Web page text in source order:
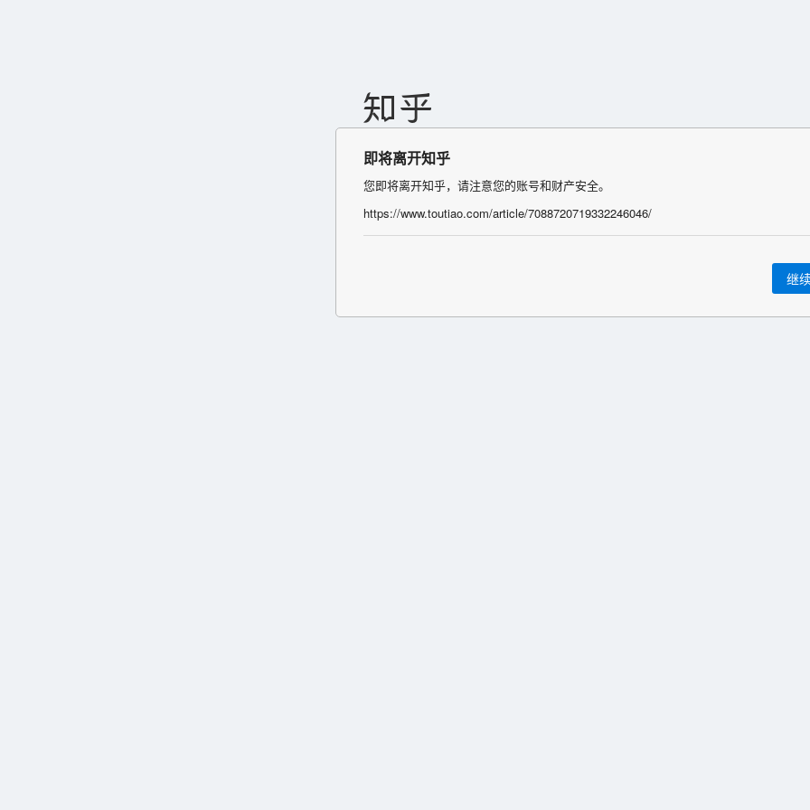
即将离开知乎
您即将离开知乎，请注意您的账号和财产安全。
https://www.toutiao.com/article/7088720719332246046/
继